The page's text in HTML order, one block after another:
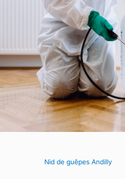
Nid de guêpes Andilly